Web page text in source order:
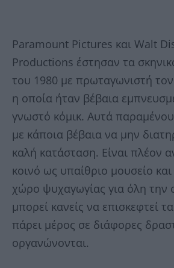
Paramount Pictures και Walt
Productions έστησαν τα
του 1980 με πρωταγωνιστή
η οποία ήταν βέβαια
γνωστό κόμικ. Αυτά
με κάποια βέβαια να μην
καλή κατάσταση. Είναι πλέον
κοινό ως υπαίθριο μουσείο
χώρο ψυχαγωγίας για όλη την
μπορεί κανείς να επισκεφτεί
πάρει μέρος σε διάφορες
οργανώνονται.